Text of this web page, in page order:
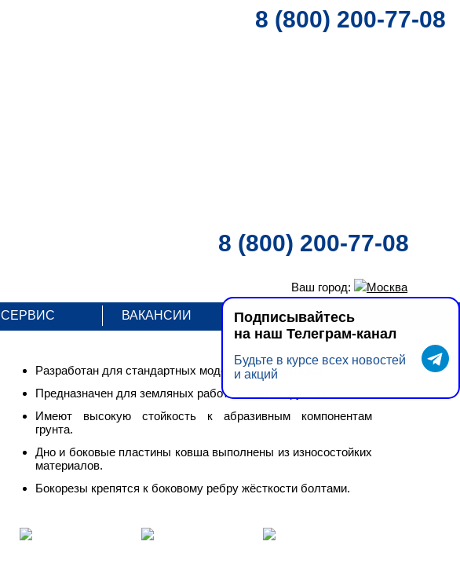
8 (800) 200-77-08
Ваш город: Москва
8 (800) 200-77-08
СЕРВИС ВАКАНСИИ КОНТАКТЫ
Разработан для стандартных моделей экскаваторов.
Предназначен для земляных работ на лёгких грунтах.
Имеют высокую стойкость к абразивным компонентам
грунта.
Дно и боковые пластины ковша выполнены из износостойких
материалов.
Бокорезы крепятся к боковому ребру жёсткости болтами.
Подписывайтесь
на наш Телеграм-канал
Будьте в курсе всех новостей
и акций